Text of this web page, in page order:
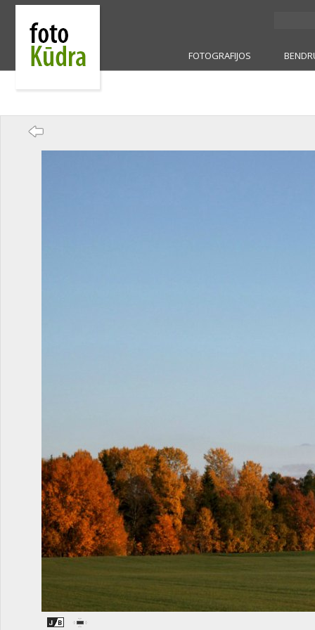
FOTOGRAFIJOS